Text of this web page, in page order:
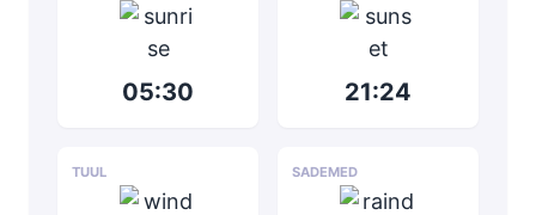
05:30 21:24
TUUL SADEMED